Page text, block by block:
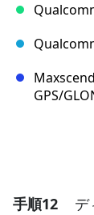
GPS/
手順12 デ